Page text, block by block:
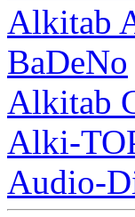
Alkitab
BaDeNo
Alkitab
Alki-
Audio-